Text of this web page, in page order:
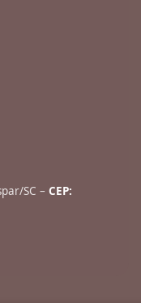
SC – CEP: